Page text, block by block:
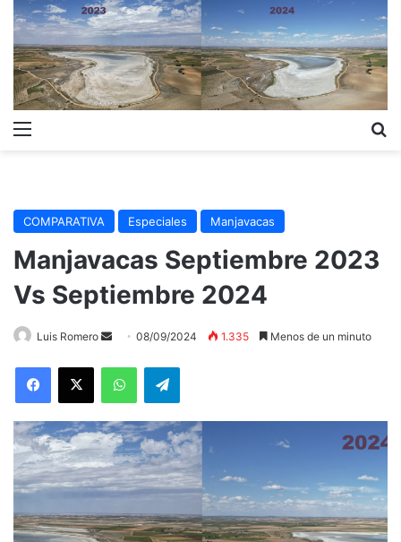
Menú
COMPARATIVA Especiales Manjavacas
Manjavacas Septiembre 2023
Vs Septiembre 2024
Luis Romero
Send
email
08/09/2024 1.335 Menos de un minuto
WhatsAppTelegram